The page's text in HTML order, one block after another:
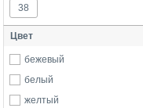
38
Цвет
бежевый
белый
желтый